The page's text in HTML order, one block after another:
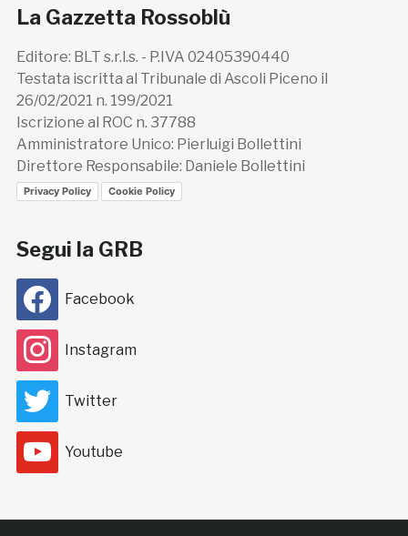
La Gazzetta Rossoblù
Editore: BLT s.r.l.s. - P.IVA 02405390440
Testata iscritta al Tribunale di Ascoli Piceno il
26/02/2021 n. 199/2021
Iscrizione al ROC n. 37788
Amministratore Unico: Pierluigi Bollettini
Direttore Responsabile: Daniele Bollettini
Privacy Policy Cookie Policy
Segui la GRB
Facebook
Instagram
Twitter
Youtube